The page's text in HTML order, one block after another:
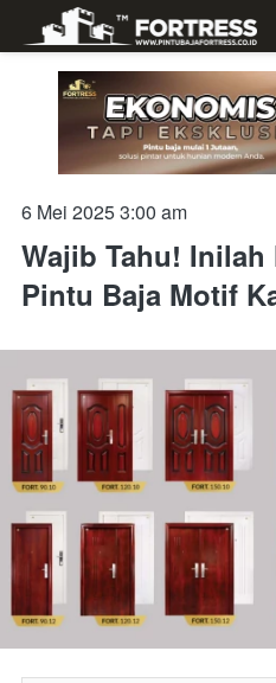
6 Mei 2025 3:00 am
Wajib Tahu! Inilah
Pintu Baja Motif